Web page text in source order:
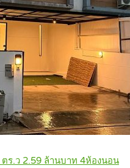
ร.ว 2.59 ล้านบาท 4ห้องนอน